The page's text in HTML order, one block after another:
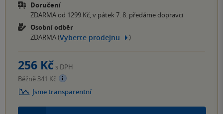
Doručení
ZDARMA od 1299 Kč, v pátek 7. 8. předáme dopravci
Osobní odběr
ZDARMA (Vyberte prodejnu )
256 Kč s DPH
Běžně 341 Kč
Jsme transparentní